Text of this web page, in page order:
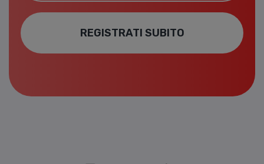
REGISTRATI SUBITO